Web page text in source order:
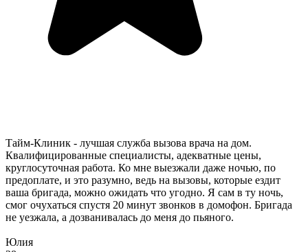
Тайм-Клиник - лучшая служба вызова врача на дом.
Квалифицированные специалисты, адекватные цены,
круглосуточная работа. Ко мне выезжали даже ночью, по
предоплате, и это разумно, ведь на вызовы, которые ездит
ваша бригада, можно ожидать что угодно. Я сам в ту ночь,
смог очухаться спустя 20 минут звонков в домофон. Бригада
не уезжала, а дозванивалась до меня до пьяного.
Юлия